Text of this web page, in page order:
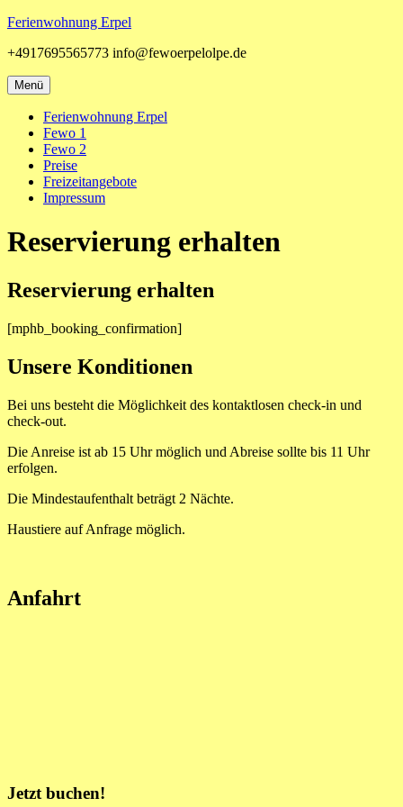
Zum
springen
Ferienwohnung Erpel
+4917695565773 info@fewoerpelolpe.de
Menü
Ferienwohnung Erpel
Fewo 1
Fewo 2
Preise
Freizeitangebote
Impressum
Reservierung erhalten
Reservierung erhalten
[mphb_booking_confirmation]
Unsere Konditionen
Bei uns besteht die Möglichkeit des kontaktlosen check-in und
check-out.
Die Anreise ist ab 15 Uhr möglich und Abreise sollte bis 11 Uhr
erfolgen.
Die Mindestaufenthalt beträgt 2 Nächte.
Haustiere auf Anfrage möglich.
Anfahrt
Jetzt buchen!